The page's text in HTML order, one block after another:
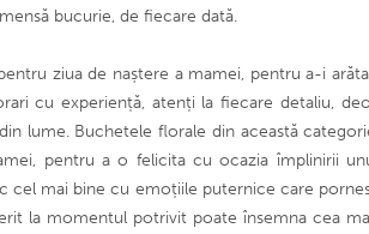
bucurie, de fiecare dată.
ziua de naștere a mamei, pentru a-i
cu experiență, atenți la fiecare detaliu,
lume. Buchetele florale din această
pentru a o felicita cu ocazia împlinirii
cel mai bine cu emoțiile puternice care
la momentul potrivit poate însemna cea